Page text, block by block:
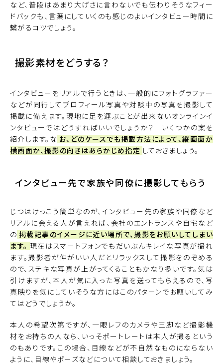
など、普段はあまり大げさに言わないでも伝わりそうなフィー
ドバックも、言葉にしていくのも感じのよいインタビュー時間に
繋がるコツでしょう。
撮影素材をどうする？
インタビューをリアルで行うときは、一般的にフォトグラファー
などが同行してプロフィール写真や対談中の写真を撮影して
掲載に備えます。現地に足を運ぶことが出来ないオンラインイ
ンタビューではどうすればいいでしょうか？ いくつかの案を
紹介します。な お、どのケースでも掲載方法によって、縦画面か
横画面か、撮影の向きはあらかじめ指定 しておきましょう。
インタビュー先で家族や同僚に撮影してもらう
じつはけっこう簡単なのが、インタビュー先の家族や同僚など
リアルに会える人が言えれば、会社のエントランスや自宅など
の 掲載記事のイメージに近い場所で、撮影をお願いしてしまい
ます。 現在はスマートフォンでもだいぶんキレイな写真が撮れ
ます。撮影者が仲がいい人だとリラックスして撮影をのぞめる
ので、ステキな写真が上がってくることもかなり多いです。気は
引けますが、本人が気に入った写真を送ってもらえるので、写
真映りを気にしていそうな方にはこのパターンでお願いしてみ
てはどうでしょうか。
本人の希望次第ですが、一眼レフのカメラや三脚など撮影機
材をお持ちの人なら、いっそポートレートは本人が撮るという
のもありです。この場合、目線などが不自然なものにならない
ように、目線やポーズなどについて相談しておきましょう。